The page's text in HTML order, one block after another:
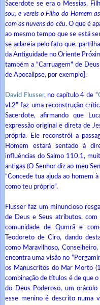
Sacerdote se era o Messias,
sou, e vereis o Filho do Homem
com as nuvens do céu. O que é
ao mesmo tempo que se está
se aclareia pelo fato que,
da Antiguidade no Oriente
também a "Carruagem" de
de Apocalipse, por exemplo].
David Flusser, no capítulo 4 de “
vl.2” faz uma reconstrução
Sacerdote, afirmando que
expressão original e direta de
própria. Ele reconstrói a
Homem estará sentado à
influências do Salmo 110.1,
antigas (O Senhor diz ao meu
“Concede tua ajuda ao homem
como teu próprio”.
Flusser faz um minuncioso
de Deus e Seus atributos,
comunidade de Qumrã e
Teodoreto de Ciro, dando
como Maravilhoso,
encontra uma visão no
os Manuscritos do Mar Morto
combinação de títulos é de que
do Deus Poderoso, um
esse menino é descrito numa